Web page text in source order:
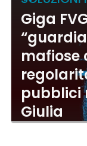
Giga
mafiose
pubblici
Giulia